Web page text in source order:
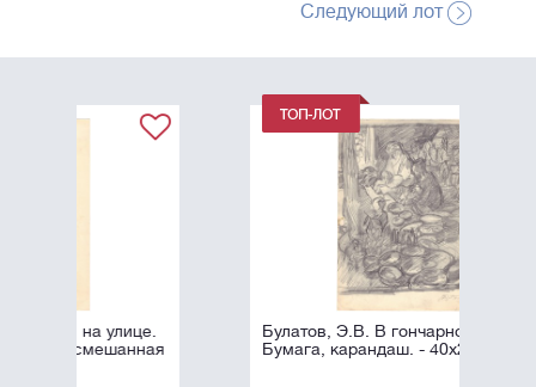
Следующий лот
Булатов, Э.В. В гончарной. 1957.
Бумага, карандаш. - 40х29 см.